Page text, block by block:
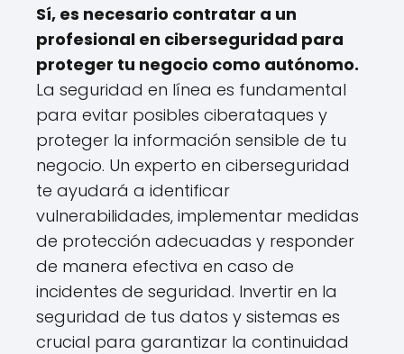
Sí, es necesario contratar a un
profesional en ciberseguridad para
proteger tu negocio como autónomo.
La seguridad en línea es fundamental
para evitar posibles ciberataques y
proteger la información sensible de tu
negocio. Un experto en ciberseguridad
te ayudará a identificar
vulnerabilidades, implementar medidas
de protección adecuadas y responder
de manera efectiva en caso de
incidentes de seguridad. Invertir en la
seguridad de tus datos y sistemas es
crucial para garantizar la continuidad